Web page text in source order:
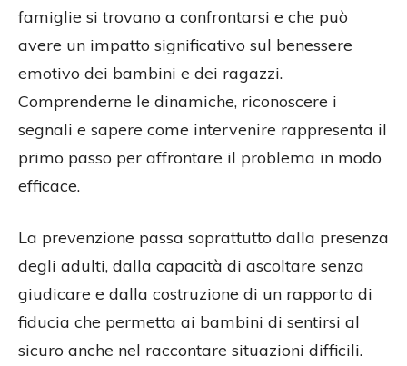
famiglie si trovano a confrontarsi e che può
avere un impatto significativo sul benessere
emotivo dei bambini e dei ragazzi.
Comprenderne le dinamiche, riconoscere i
segnali e sapere come intervenire rappresenta il
primo passo per affrontare il problema in modo
efficace.
La prevenzione passa soprattutto dalla presenza
degli adulti, dalla capacità di ascoltare senza
giudicare e dalla costruzione di un rapporto di
fiducia che permetta ai bambini di sentirsi al
sicuro anche nel raccontare situazioni difficili.